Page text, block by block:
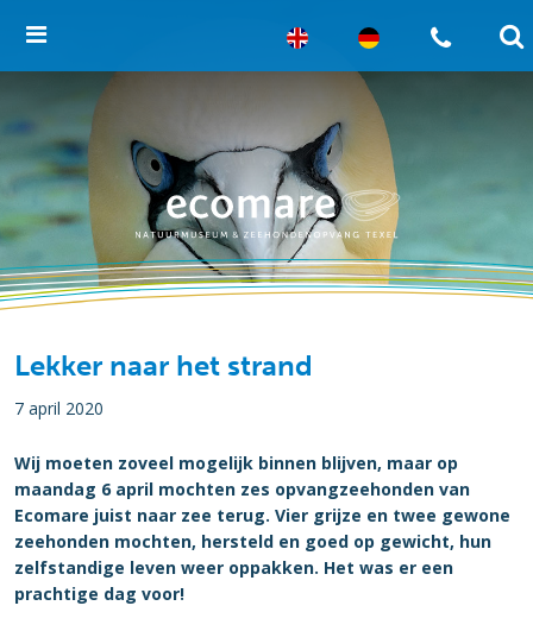
Lekker naar het strand
7 april 2020
Wij moeten zoveel mogelijk binnen blijven, maar op
maandag 6 april mochten zes opvangzeehonden van
Ecomare juist naar zee terug. Vier grijze en twee gewone
zeehonden mochten, hersteld en goed op gewicht, hun
zelfstandige leven weer oppakken. Het was er een
prachtige dag voor!